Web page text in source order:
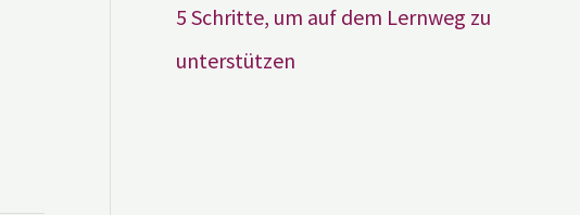
5 Schritte, um auf dem Lernweg zu
unterstützen